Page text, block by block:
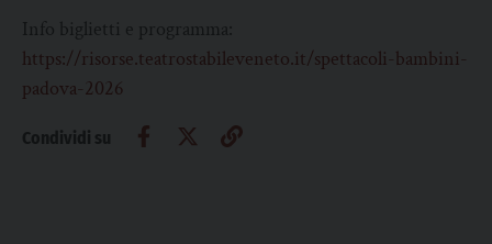
Info biglietti e programma:
https://risorse.teatrostabileveneto.it/spettacoli-bambini-
padova-2026
Condividi su